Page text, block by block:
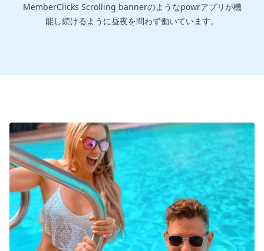
MemberClicks Scrolling bannerのようなpowrアプリが機
能し続けるように昼夜を問わず働いています。